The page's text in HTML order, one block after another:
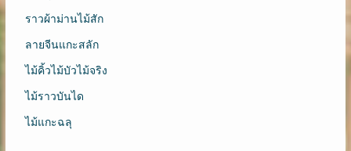
ราวผ้าม่านไม้สัก
ลายจีนแกะสลัก
ไม้คิ้วไม้บัวไม้จริง
ไม้ราวบันได
ไม้แกะฉลุ